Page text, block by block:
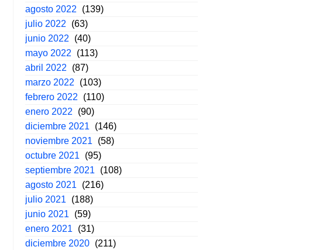
agosto 2022
(139)
julio 2022
(63)
junio 2022
(40)
mayo 2022
(113)
abril 2022
(87)
marzo 2022
(103)
febrero 2022
(110)
enero 2022
(90)
diciembre 2021
(146)
noviembre 2021
(58)
octubre 2021
(95)
septiembre 2021
(108)
agosto 2021
(216)
julio 2021
(188)
junio 2021
(59)
enero 2021
(31)
diciembre 2020 (211)